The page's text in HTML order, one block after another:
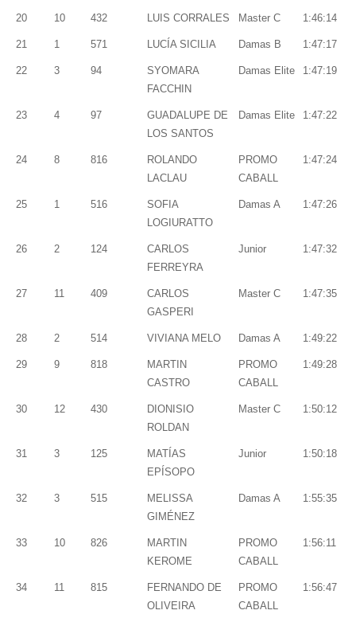
20 10 432 LUIS CORRALES Master C 1:46:14
21 1 571 LUCÍA SICILIA Damas B 1:47:17
22 3 94
SYOMARA
FACCHIN
Damas Elite 1:47:19
23 4 97
GUADALUPE DE
LOS SANTOS
Damas Elite 1:47:22
24 8 816
ROLANDO
LACLAU
PROMO
CABALL
1:47:24
25 1 516
SOFIA
LOGIURATTO
Damas A 1:47:26
26 2 124
CARLOS
FERREYRA
Junior 1:47:32
27 11 409
CARLOS
GASPERI
Master C 1:47:35
28 2 514 VIVIANA MELO Damas A 1:49:22
29 9 818
MARTIN
CASTRO
PROMO
CABALL
1:49:28
30 12 430
DIONISIO
ROLDAN
Master C 1:50:12
31 3 125
MATÍAS
EPÍSOPO
Junior 1:50:18
32 3 515
MELISSA
GIMÉNEZ
Damas A 1:55:35
33 10 826
MARTIN
KEROME
PROMO
CABALL
1:56:11
34 11 815
FERNANDO DE
OLIVEIRA
PROMO
CABALL
1:56:47